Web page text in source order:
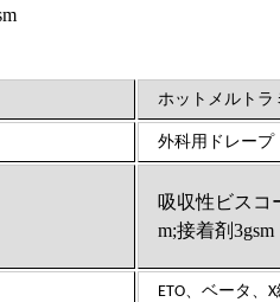
ホットメルトラ
外科用ドレープ
吸収性ビスコ
m;接着剤3gsm
ETO、ベータ、